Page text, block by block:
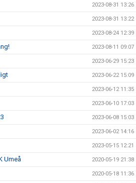
2023-08-31 13:26
2023-08-31 13:22
2023-08-24 12:39
2023-08-11 09:07
2023-06-29 15:23
2023-06-22 15:09
2023-06-12 11:35
2023-06-10 17:03
2023-06-08 15:03
2023-06-02 14:16
2023-05-15 12:21
Umeå 2020-05-19 21:38
2020-05-18 11:36